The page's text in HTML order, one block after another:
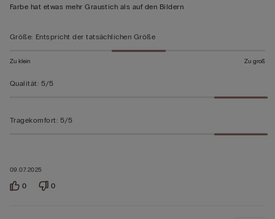
4
5
09.07.2025
Farbe hat etwas mehr Graustich als auf den Bildern
Größe: Entspricht der tatsächlichen Größe
Zu klein Zu groß
Qualität: 5/5
Tragekomfort: 5/5
0 0